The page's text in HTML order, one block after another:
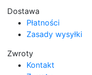
Dostawa
Płatności
Zasady wysyłki
Zwroty
Kontakt